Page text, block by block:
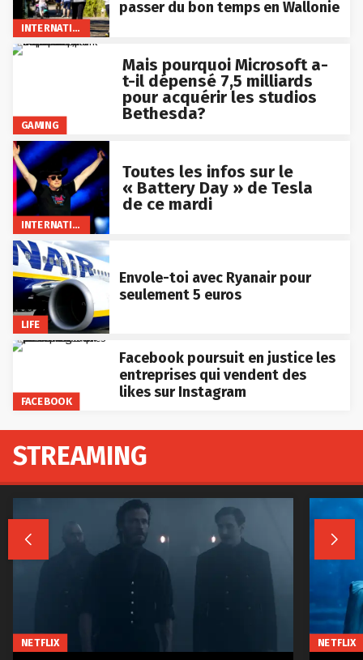
INTERNATIONAL
passer du bon temps en Wallonie
GAMING
Mais pourquoi Microsoft a-
t-il dépensé 7,5 milliards
pour acquérir les studios
Bethesda?
INTERNATIONAL
Toutes les infos sur le
« Battery Day » de Tesla
de ce mardi
LIFE
Envole-toi avec Ryanair pour
seulement 5 euros
FACEBOOK
Facebook poursuit en justice les
entreprises qui vendent des
likes sur Instagram
STREAMING
 
NETFLIX NETFLIX